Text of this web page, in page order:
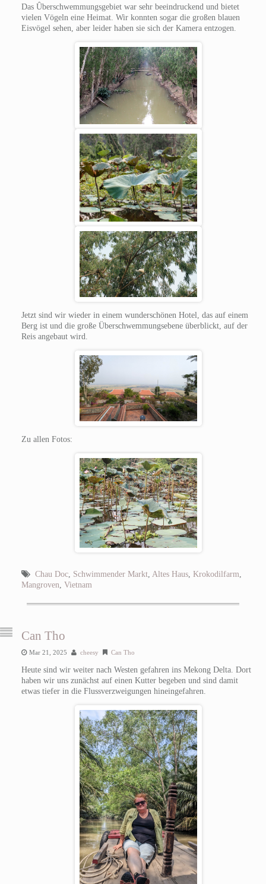
Das Ûberschwemmungsgebiet war sehr beeindruckend und bietet
vielen Vögeln eine Heimat. Wir konnten sogar die großen blauen
Eisvögel sehen, aber leider haben sie sich der Kamera entzogen.
Jetzt sind wir wieder in einem wunderschönen Hotel, das auf einem
Berg ist und die große Überschwemmungsebene überblickt, auf der
Reis angebaut wird.
Zu allen Fotos:
Chau Doc, Schwimmender Markt, Altes Haus, Krokodilfarm
Mangroven Vietnam
Can Tho
Mar 21, 2025 cheesy Can Tho
Heute sind wir weiter nach Westen gefahren ins Mekong Delta. Dort
haben wir uns zunächst auf einen Kutter begeben und sind damit
etwas tiefer in die Flussverzweigungen hineingefahren.